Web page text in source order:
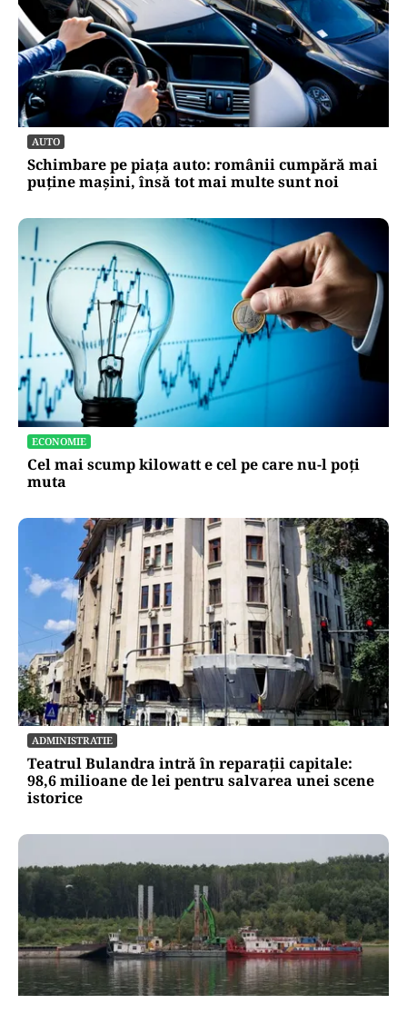
AUTO
Schimbare pe piața auto: românii cumpără mai
puține mașini, însă tot mai multe sunt noi
ECONOMIE
Cel mai scump kilowatt e cel pe care nu-l poți
muta
ADMINISTRATIE
Teatrul Bulandra intră în reparații capitale:
98,6 milioane de lei pentru salvarea unei scene
istorice